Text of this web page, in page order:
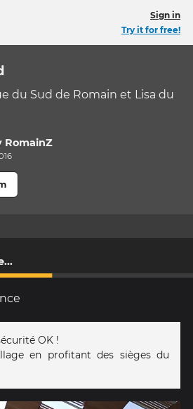
Sign in
Try it for free!
du Sud de Romain et Lisa du
RomainZ
OK !
en profitant des sièges du